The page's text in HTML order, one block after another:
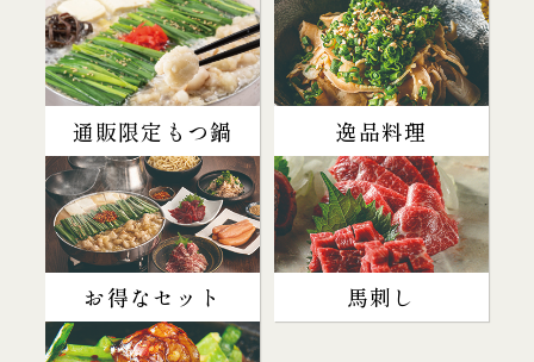
通販限定もつ鍋 逸品料理
お得なセット 馬刺し